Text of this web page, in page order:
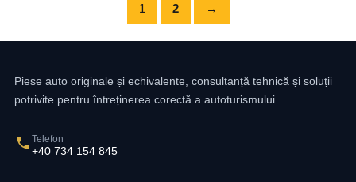
1 2 →
Piese auto originale și echivalente, consultanță tehnică și soluții
potrivite pentru întreținerea corectă a autoturismului.
Telefon
+40 734 154 845